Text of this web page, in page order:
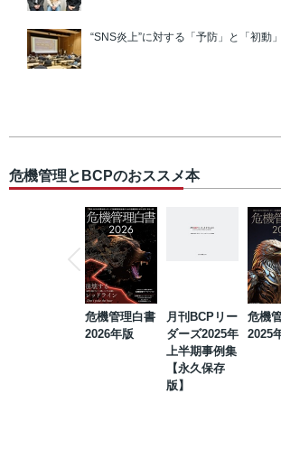
“SNS炎上”に対する「予防」と「初動
危機管理とBCPのおススメ本
危機管理白書
2026年版
月刊BCPリー
ダーズ2025年
上半期事例集
【永久保存
版】
危機
2025